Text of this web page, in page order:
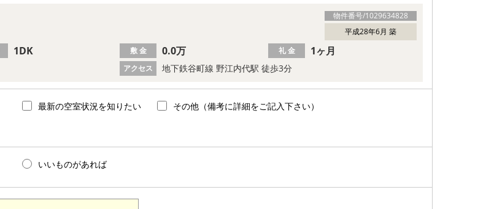
物件番号/1029634828
平成28年6月 築
アクセス 地下鉄谷町線 野江内代駅 徒歩3分
1DK 敷 金 0.0万 礼 金 1ヶ月
最新の空室状況を知りたい その他（備考に詳細をご記入下さい）
いいものがあれば